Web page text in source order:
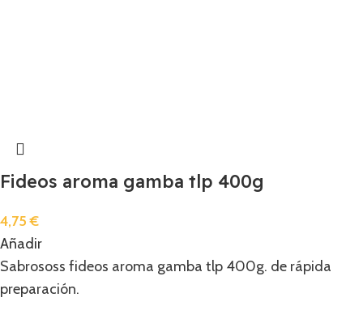
Fideos aroma gamba tlp 400g
4,75€
Añadir
Sabrososs fideos aroma gamba tlp 400g. de rápida
preparación.